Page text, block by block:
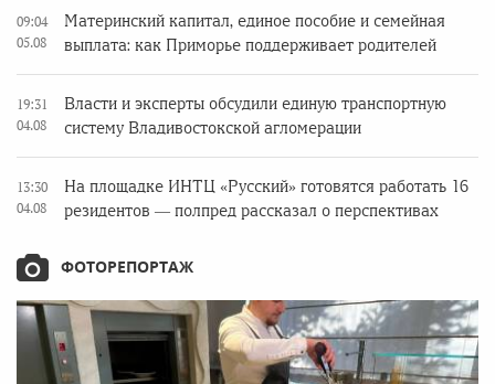
09:04
05.08
Материнский капитал, единое пособие и семейная
выплата: как Приморье поддерживает родителей
19:31
04.08
Власти и эксперты обсудили единую транспортную
систему Владивостокской агломерации
13:30
04.08
На площадке ИНТЦ «Русский» готовятся работать 16
резидентов — полпред рассказал о перспективах
ФОТОРЕПОРТАЖ